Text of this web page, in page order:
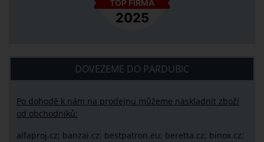
DOVEZEME DO PARDUBIC
Po dohodě k nám na prodejnu můžeme naskladnit zboží
od obchodníků:
alfaproj.cz; banzai.cz; bestpatron.eu; beretta.cz; binox.cz;